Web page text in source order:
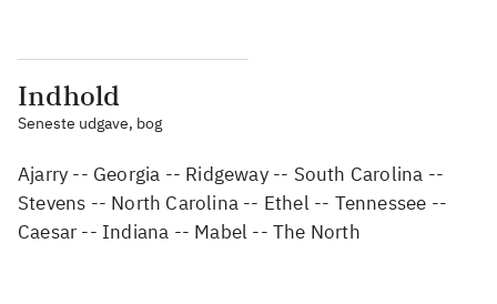
Indhold
Seneste udgave, bog
Ajarry -- Georgia -- Ridgeway -- South Carolina --
Stevens -- North Carolina -- Ethel -- Tennessee --
Caesar -- Indiana -- Mabel -- The North